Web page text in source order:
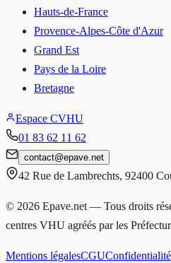
Hauts-de-France
Provence-Alpes-Côte d'Azur
Grand Est
Pays de la Loire
Bretagne
Espace CVHU
01 83 62 11 62
contact@epave.net
42 Rue de Lambrechts, 92400
© 2026 Epave.net — Tous droits
centres VHU agréés par les
Mentions légalesCGUConfidentialité